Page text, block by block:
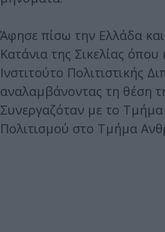
Άφησε πίσω την Ελλάδα
Κατάνια της Σικελίας όπου
Ινστιτούτο Πολιτιστικής
αναλαμβάνοντας τη θέση
Συνεργαζόταν με το
Πολιτισμού στο Τμήμα